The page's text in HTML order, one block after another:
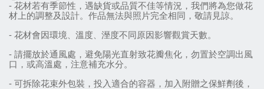
- 花材若有季節性，遇缺貨或品質不佳等情況，我們將為您做花
材上的調整及設計。作品無法與照片完全相同，敬請見諒。
- 花材會因環境 溫度 溼度不同原因影響觀賞天數。
- 請擺放於通風處，避免陽光直射致花瓣焦化，勿置於空調出風
口，或高溫處，注意補充水分。
- 可拆除花束外包裝，投入適合的容器，加入附贈之保鮮劑後，